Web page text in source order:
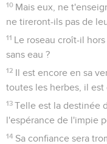
10 Mais eux, ne
ne tireront-ils pas de
11 Le roseau croît-il
sans eau ?
12 Il est encore en sa
toutes les herbes, il est
13 Telle est la destinée
l'espérance de l'impie
14 Sa confiance sera